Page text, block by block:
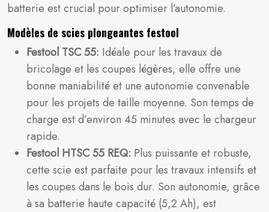
batterie est crucial pour optimiser l’autonomie.
Modèles de scies plongeantes festool
Festool TSC 55: Idéale pour les travaux de
bricolage et les coupes légères, elle offre une
bonne maniabilité et une autonomie convenable
pour les projets de taille moyenne. Son temps de
charge est d’environ 45 minutes avec le chargeur
rapide.
Festool HTSC 55 REQ: Plus puissante et robuste,
cette scie est parfaite pour les travaux intensifs et
les coupes dans le bois dur. Son autonomie, grâce
à sa batterie haute capacité (5,2 Ah), est